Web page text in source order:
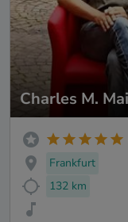
Charles M.
Frankfurt
132 km